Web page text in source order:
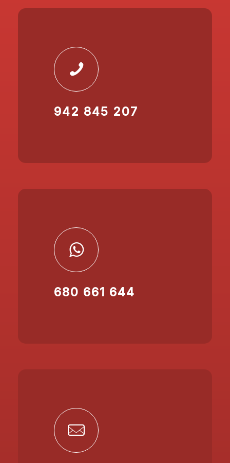
942 845 207
680 661 644